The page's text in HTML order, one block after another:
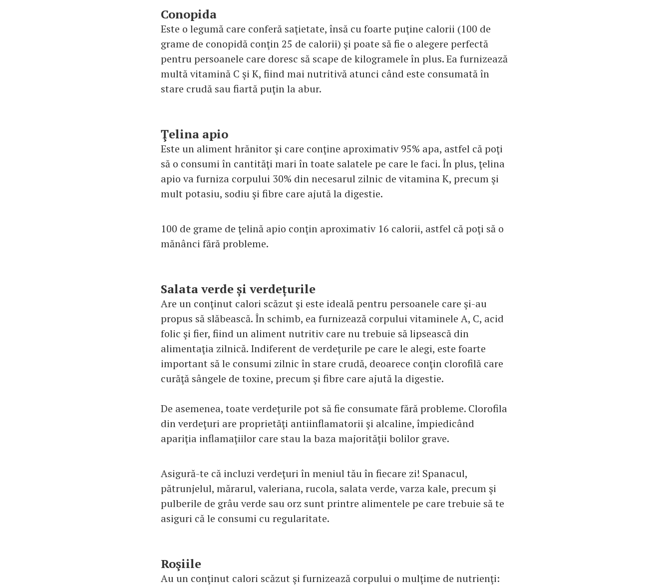
Conopida
Este o legumă care conferă saţietate, însă cu foarte puţine calorii (100 de
grame de conopidă conţin 25 de calorii) şi poate să fie o alegere perfectă
pentru persoanele care doresc să scape de kilogramele în plus. Ea furnizează
multă vitamină C şi K, fiind mai nutritivă atunci când este consumată în
stare crudă sau fiartă puţin la abur.
Ţelina apio
Este un aliment hrănitor şi care conţine aproximativ 95% apa, astfel că poţi
să o consumi în cantităţi mari în toate salatele pe care le faci. În plus, ţelina
apio va furniza corpului 30% din necesarul zilnic de vitamina K, precum şi
mult potasiu, sodiu şi fibre care ajută la digestie.
100 de grame de ţelină apio conţin aproximativ 16 calorii, astfel că poţi să o
mănânci fără probleme.
Salata verde și verdețurile
Are un conţinut calori scăzut şi este ideală pentru persoanele care şi-au
propus să slăbească. În schimb, ea furnizează corpului vitaminele A, C, acid
folic şi fier, fiind un aliment nutritiv care nu trebuie să lipsească din
alimentaţia zilnică. Indiferent de verdeţurile pe care le alegi, este foarte
important să le consumi zilnic în stare crudă, deoarece conţin clorofilă care
curăţă sângele de toxine, precum şi fibre care ajută la digestie.
De asemenea, toate verdețurile pot să fie consumate fără probleme. Clorofila
din verdeţuri are proprietăţi antiinflamatorii şi alcaline, împiedicând
apariţia inflamaţiilor care stau la baza majorităţii bolilor grave.
Asigură-te că incluzi verdeţuri în meniul tău în fiecare zi! Spanacul,
pătrunjelul, mărarul, valeriana, rucola, salata verde, varza kale, precum şi
pulberile de grâu verde sau orz sunt printre alimentele pe care trebuie să te
asiguri că le consumi cu regularitate.
Roşiile
Au un conţinut calori scăzut şi furnizează corpului o mulţime de nutrienţi: